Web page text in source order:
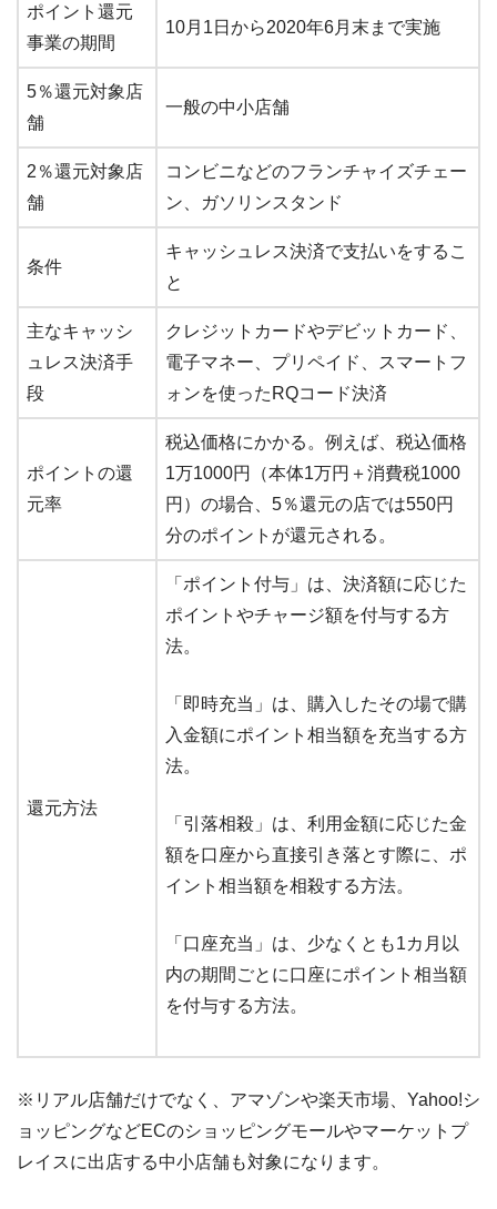
ポイント還元
事業の期間
10月1日から2020年6月末まで実施
5％還元対象店
舗
一般の中小店舗
2％還元対象店
舗
コンビニなどのフランチャイズチェー
ン、ガソリンスタンド
条件
キャッシュレス決済で支払いをするこ
と
主なキャッシ
ュレス決済手
段
クレジットカードやデビットカード、
電子マネー、プリペイド、スマートフ
ォンを使ったRQコード決済
ポイントの還
元率
税込価格にかかる。例えば、税込価格
1万1000円（本体1万円＋消費税1000
円）の場合、5％還元の店では550円
分のポイントが還元される。
還元方法
「ポイント付与」は、決済額に応じた
ポイントやチャージ額を付与する方
法。
「即時充当」は、購入したその場で購
入金額にポイント相当額を充当する方
法。
「引落相殺」は、利用金額に応じた金
額を口座から直接引き落とす際に、ポ
イント相当額を相殺する方法。
「口座充当」は、少なくとも1カ月以
内の期間ごとに口座にポイント相当額
を付与する方法。
※リアル店舗だけでなく、アマゾンや楽天市場、Yahoo!シ
ョッピングなどECのショッピングモールやマーケットプ
レイスに出店する中小店舗も対象になります。